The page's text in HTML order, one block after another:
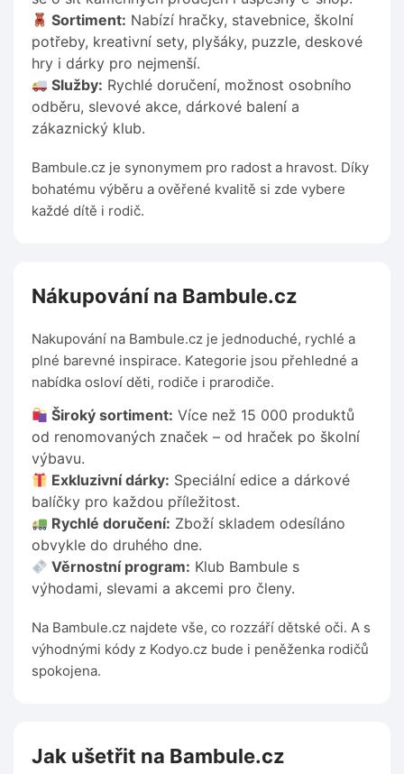
Sortiment: Nabízí hračky, stavebnice, školní
potřeby, kreativní sety, plyšáky, puzzle, deskové
hry i dárky pro nejmenší.
Služby: Rychlé doručení, možnost osobního
odběru, slevové akce, dárkové balení a
zákaznický klub.
Bambule.cz je synonymem pro radost a hravost. Díky
bohatému výběru a ověřené kvalitě si zde vybere
každé dítě i rodič.
Nákupování na Bambule.cz
Nakupování na Bambule.cz je jednoduché, rychlé a
plné barevné inspirace. Kategorie jsou přehledné a
nabídka osloví děti, rodiče i prarodiče.
Široký sortiment: Více než 15 000 produktů
od renomovaných značek – od hraček po školní
výbavu.
Exkluzivní dárky: Speciální edice a dárkové
balíčky pro každou příležitost.
Rychlé doručení: Zboží skladem odesíláno
obvykle do druhého dne.
Věrnostní program: Klub Bambule s
výhodami, slevami a akcemi pro členy.
Na Bambule.cz najdete vše, co rozzáří dětské oči. A s
výhodnými kódy z Kodyo.cz bude i peněženka rodičů
spokojena.
Jak ušetřit na Bambule.cz